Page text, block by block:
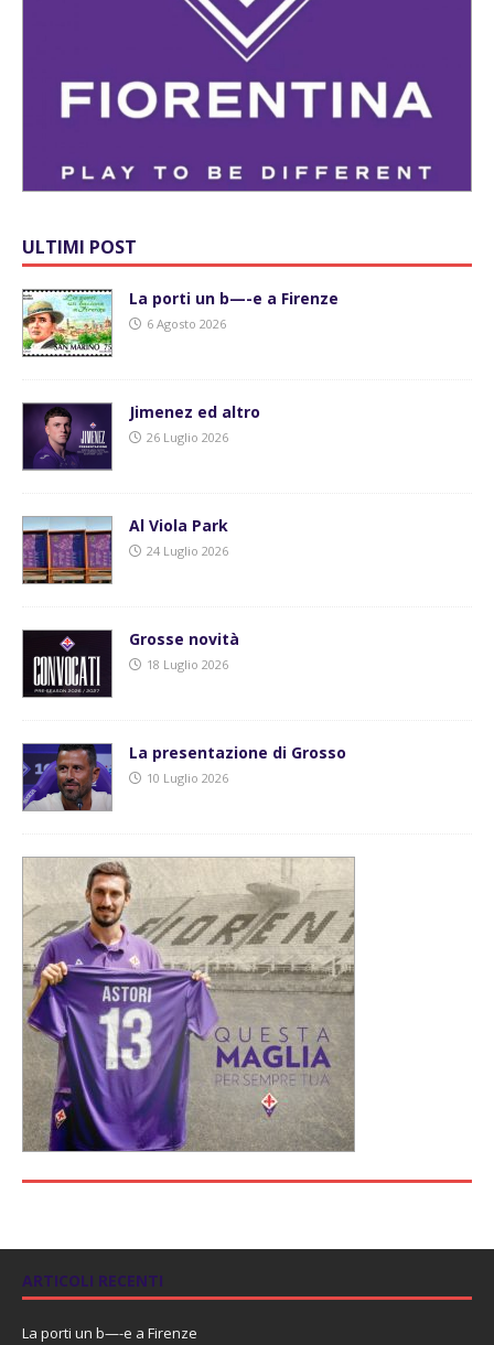
ULTIMI POST
La porti un b—-e a Firenze
6 Agosto 2026
Jimenez ed altro
26 Luglio 2026
Al Viola Park
24 Luglio 2026
Grosse novità
18 Luglio 2026
La presentazione di Grosso
10 Luglio 2026
ARTICOLI RECENTI
La porti un b—-e a Firenze